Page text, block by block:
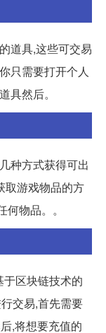
道具,这些可交易
只需要打开个人
具然后。
种方式获得可出
取游戏物品的方
物品。。
区块链技术的
交易,首先需要
,将想要充值的